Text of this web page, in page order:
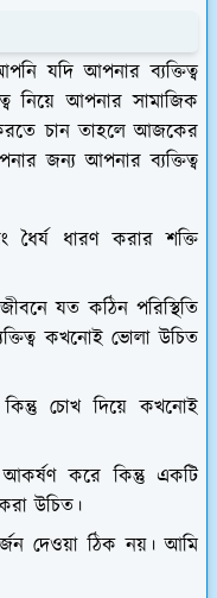
যদি আপনার ব্যক্তিত্ব
নিয়ে আপনার সামাজিক
করতে চান তাহলে আজকের
জন্য আপনার ব্যক্তিত্ব
ধৈর্য ধারণ করার শক্তি
যত কঠিন পরিস্থিতি
কখনোই ভোলা উচিত
চোখ দিয়ে কখনোই
আকর্ষণ করে কিন্তু একটি
উচিত।
দেওয়া ঠিক নয়। আমি